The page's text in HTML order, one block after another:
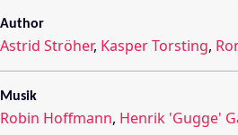
Author
Astrid Ströher, Kasper Torsting,
Musik
Robin Hoffmann, Henrik 'Gugge'